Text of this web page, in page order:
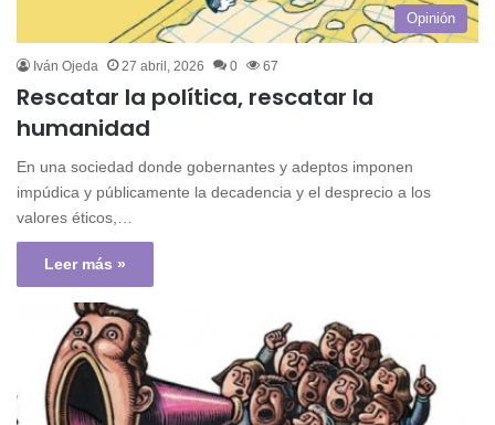
Opinión
Iván Ojeda 27 abril, 2026 0 67
Rescatar la política, rescatar la
humanidad
En una sociedad donde gobernantes y adeptos imponen
impúdica y públicamente la decadencia y el desprecio a los
valores éticos,…
Leer más »